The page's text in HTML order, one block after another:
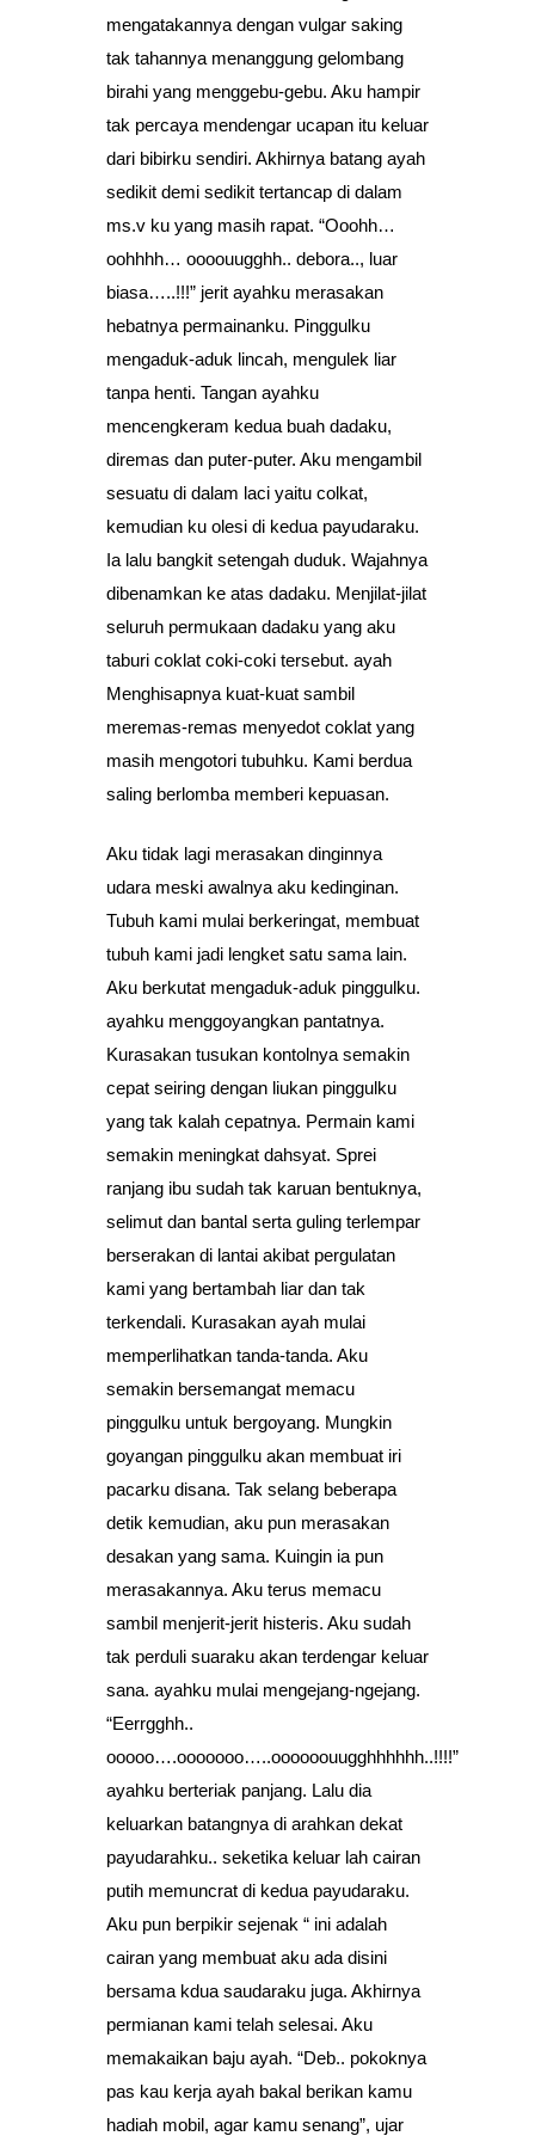
mengatakannya dengan vulgar saking
tak tahannya menanggung gelombang
birahi yang menggebu-gebu. Aku hampir
tak percaya mendengar ucapan itu keluar
dari bibirku sendiri. Akhirnya batang ayah
sedikit demi sedikit tertancap di dalam
ms.v ku yang masih rapat. “Ooohh…
oohhhh… oooouugghh.. debora.., luar
biasa…..!!!” jerit ayahku merasakan
hebatnya permainanku. Pinggulku
mengaduk-aduk lincah, mengulek liar
tanpa henti. Tangan ayahku
mencengkeram kedua buah dadaku,
diremas dan puter-puter. Aku mengambil
sesuatu di dalam laci yaitu colkat,
kemudian ku olesi di kedua payudaraku.
Ia lalu bangkit setengah duduk. Wajahnya
dibenamkan ke atas dadaku. Menjilat-jilat
seluruh permukaan dadaku yang aku
taburi coklat coki-coki tersebut. ayah
Menghisapnya kuat-kuat sambil
meremas-remas menyedot coklat yang
masih mengotori tubuhku. Kami berdua
saling berlomba memberi kepuasan.
Aku tidak lagi merasakan dinginnya
udara meski awalnya aku kedinginan.
Tubuh kami mulai berkeringat, membuat
tubuh kami jadi lengket satu sama lain.
Aku berkutat mengaduk-aduk pinggulku.
ayahku menggoyangkan pantatnya.
Kurasakan tusukan kontolnya semakin
cepat seiring dengan liukan pinggulku
yang tak kalah cepatnya. Permain kami
semakin meningkat dahsyat. Sprei
ranjang ibu sudah tak karuan bentuknya,
selimut dan bantal serta guling terlempar
berserakan di lantai akibat pergulatan
kami yang bertambah liar dan tak
terkendali. Kurasakan ayah mulai
memperlihatkan tanda-tanda. Aku
semakin bersemangat memacu
pinggulku untuk bergoyang. Mungkin
goyangan pinggulku akan membuat iri
pacarku disana. Tak selang beberapa
detik kemudian, aku pun merasakan
desakan yang sama. Kuingin ia pun
merasakannya. Aku terus memacu
sambil menjerit-jerit histeris. Aku sudah
tak perduli suaraku akan terdengar keluar
sana. ayahku mulai mengejang-ngejang.
“Eerrgghh..
ooooo….ooooooo…..oooooouugghhhhhh..!!!!”
ayahku berteriak panjang. Lalu dia
keluarkan batangnya di arahkan dekat
payudarahku.. seketika keluar lah cairan
putih memuncrat di kedua payudaraku.
Aku pun berpikir sejenak “ ini adalah
cairan yang membuat aku ada disini
bersama kdua saudaraku juga. Akhirnya
permianan kami telah selesai. Aku
memakaikan baju ayah. “Deb.. pokoknya
pas kau kerja ayah bakal berikan kamu
hadiah mobil, agar kamu senang”, ujar